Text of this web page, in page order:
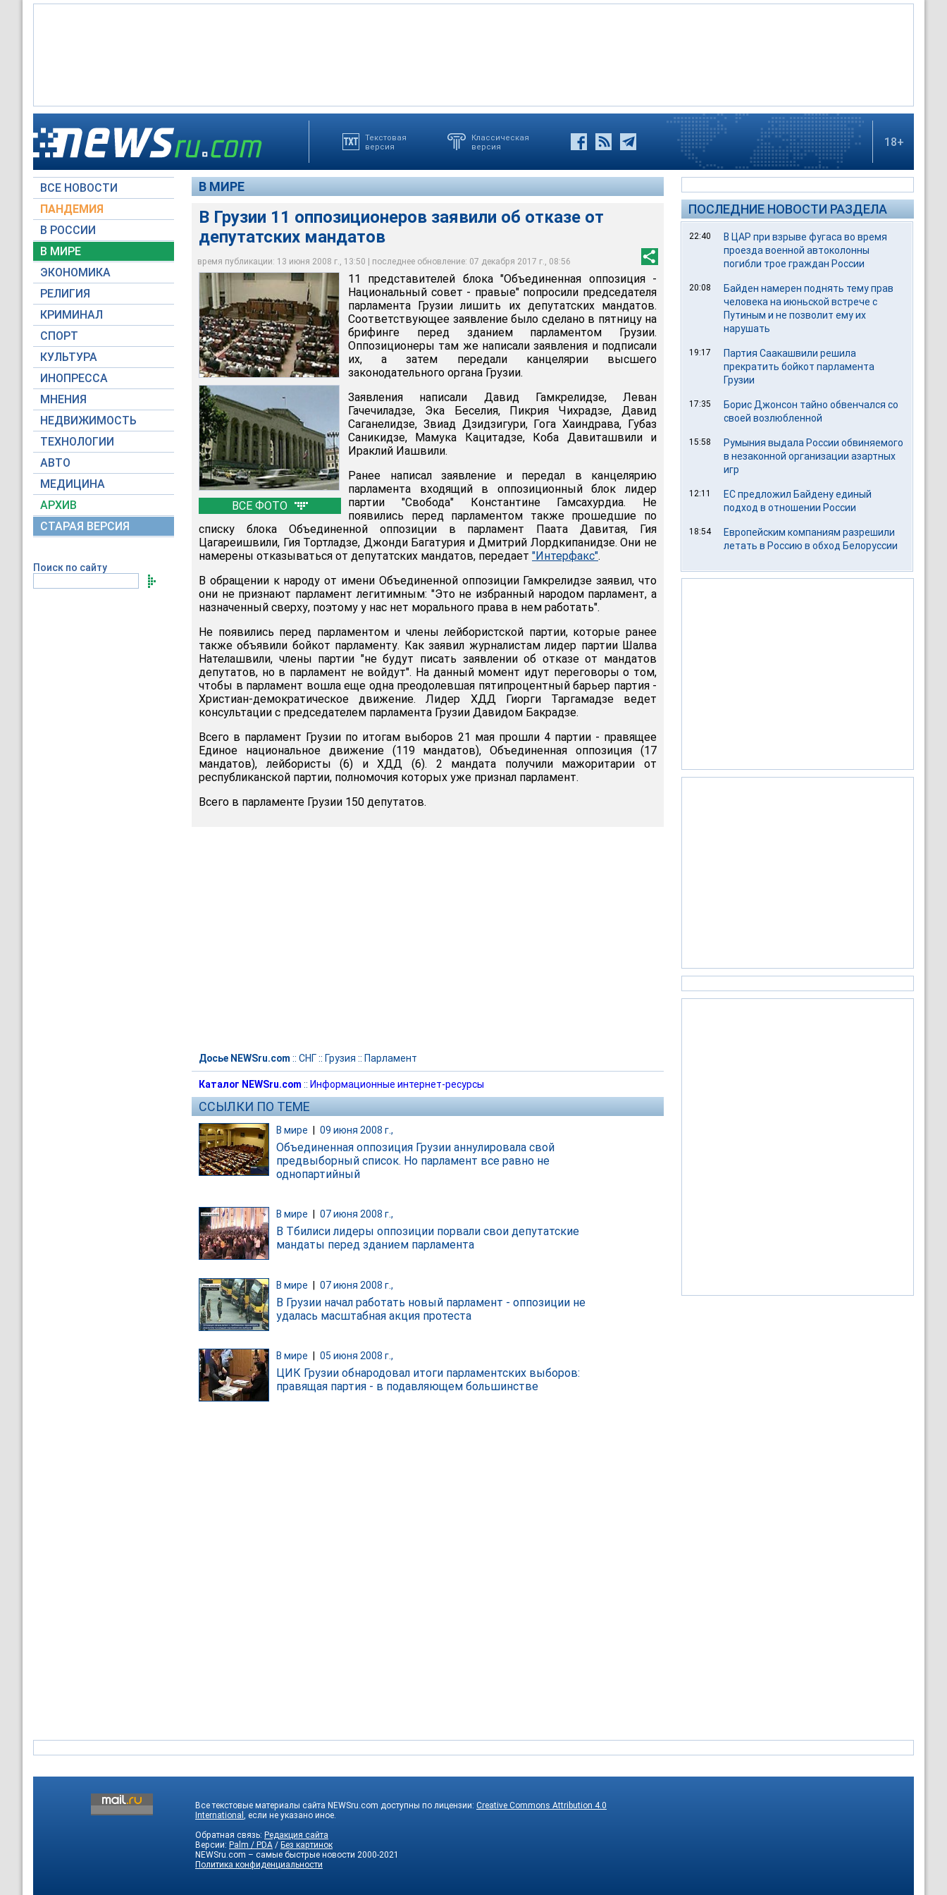
Текстовая
версия
Классическая
версия
18+
ВСЕ НОВОСТИ
ПАНДЕМИЯ
В РОССИИ
В МИРЕ
ЭКОНОМИКА
РЕЛИГИЯ
КРИМИНАЛ
СПОРТ
КУЛЬТУРА
ИНОПРЕССА
МНЕНИЯ
НЕДВИЖИМОСТЬ
ТЕХНОЛОГИИ
АВТО
МЕДИЦИНА
АРХИВ
СТАРАЯ ВЕРСИЯ
Поиск по сайту
В МИРЕ
В Грузии 11 оппозиционеров заявили об отказе от
депутатских мандатов
время публикации: 13 июня 2008 г., 13:50 | последнее обновление: 07 декабря 2017 г., 08:56
ВСЕ ФОТО
11 представителей блока "Объединенная оппозиция - Национальный совет - правые"
попросили председателя парламента Грузии лишить их депутатских мандатов
Архив NEWSru.com
Соответствующее заявление было сделано в пятницу на брифинге перед зданием
парламентом Грузии
Архив NEWSru.com
Оппозиционеры там же написали заявления и подписали их, а затем передали
канцелярии высшего законодательного органа Грузии
Вести
11 представителей блока "Объединенная оппозиция -
Национальный совет - правые" попросили председателя
парламента Грузии лишить их депутатских мандатов.
Соответствующее заявление было сделано в пятницу на
брифинге перед зданием парламентом Грузии.
Оппозиционеры там же написали заявления и подписали
их, а затем передали канцелярии высшего
законодательного органа Грузии.
Заявления написали Давид Гамкрелидзе, Леван
Гачечиладзе, Эка Беселия, Пикрия Чихрадзе, Давид
Саганелидзе, Звиад Дзидзигури, Гога Хаиндрава, Губаз
Саникидзе, Мамука Кацитадзе, Коба Давиташвили и
Ираклий Иашвили.
Ранее написал заявление и передал в канцелярию
парламента входящий в оппозиционный блок лидер
партии "Свобода" Константине Гамсахурдиа. Не
появились перед парламентом также прошедшие по
списку блока Объединенной оппозиции в парламент Паата Давитая, Гия
Цагареишвили, Гия Тортладзе, Джонди Багатурия и Дмитрий Лордкипанидзе. Они не
намерены отказываться от депутатских мандатов, передает "Интерфакс".
В обращении к народу от имени Объединенной оппозиции Гамкрелидзе заявил, что
они не признают парламент легитимным: "Это не избранный народом парламент, а
назначенный сверху, поэтому у нас нет морального права в нем работать".
Не появились перед парламентом и члены лейбористской партии, которые ранее
также объявили бойкот парламенту. Как заявил журналистам лидер партии Шалва
Нателашвили, члены партии "не будут писать заявлении об отказе от мандатов
депутатов, но в парламент не войдут". На данный момент идут переговоры о том,
чтобы в парламент вошла еще одна преодолевшая пятипроцентный барьер партия -
Христиан-демократическое движение. Лидер ХДД Гиорги Таргамадзе ведет
консультации с председателем парламента Грузии Давидом Бакрадзе.
Всего в парламент Грузии по итогам выборов 21 мая прошли 4 партии - правящее
Единое национальное движение (119 мандатов), Объединенная оппозиция (17
мандатов), лейбористы (6) и ХДД (6). 2 мандата получили мажоритарии от
республиканской партии, полномочия которых уже признал парламент.
Всего в парламенте Грузии 150 депутатов.
Досье NEWSru.com :: СНГ:: Грузия :: Парламент
Каталог NEWSru.com :: Информационные интернет-ресурсы
ССЫЛКИ ПО ТЕМЕ
В мире 09 июня 2008 г.,
Объединенная оппозиция Грузии аннулировала свой
предвыборный список. Но парламент все равно не
однопартийный
В мире 07 июня 2008 г.,
В Тбилиси лидеры оппозиции порвали свои депутатские
мандаты перед зданием парламента
В мире | 07 июня 2008 г.,
В Грузии начал работать новый парламент - оппозиции не
удалась масштабная акция протеста
В мире 05 июня 2008 г.,
ЦИК Грузии обнародовал итоги парламентских выборов:
правящая партия - в подавляющем большинстве
ПОСЛЕДНИЕ НОВОСТИ РАЗДЕЛА
22:40
В ЦАР при взрыве фугаса во время
проезда военной автоколонны
погибли трое граждан России
20:08
Байден намерен поднять тему прав
человека на июньской встрече с
Путиным и не позволит ему их
нарушать
19:17
Партия Саакашвили решила
прекратить бойкот парламента
Грузии
17:35
Борис Джонсон тайно обвенчался со
своей возлюбленной
15:58
Румыния выдала России обвиняемого
в незаконной организации азартных
игр
12:11
ЕС предложил Байдену единый
подход в отношении России
18:54
Европейским компаниям разрешили
летать в Россию в обход Белоруссии
Все текстовые материалы сайта NEWSru.com доступны по лицензии: Creative Commons Attribution 4.0
International , если не указано иное.
Обратная связь: Редакция сайта
Версии: Palm / PDA / Без картинок
NEWSru.com – самые быстрые новости 2000-2021
Политика конфиденциальности